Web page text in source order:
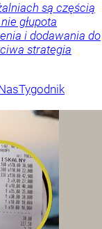
są częścią
głupota
i dodawania do
strategia
Tygodnik